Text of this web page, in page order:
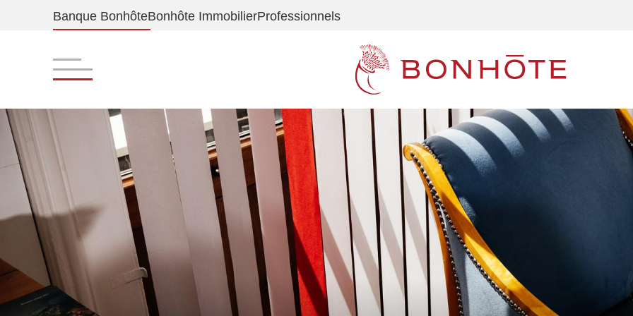
Banque BonhôteBonhôte ImmobilierProfessionnels
Navigation principale